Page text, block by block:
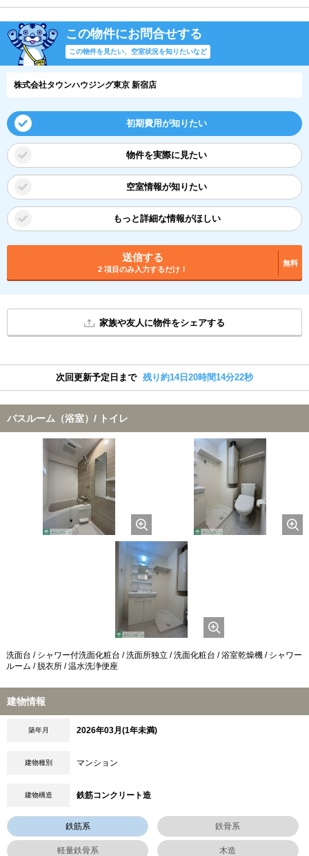
この物件にお問合せする
この物件を見たい、空室状況を知りたいなど
株式会社タウンハウジング東京 新宿店
初期費用が知りたい
物件を実際に見たい
空室情報が知りたい
もっと詳細な情報がほしい
送信する
2 項目のみ入力するだけ！
無料
家族や友人に物件をシェアする
次回更新予定日まで 残り約14日20時間14分21秒
バスルーム（浴室）/ トイレ
洗面台 / シャワー付洗面化粧台 / 洗面所独立 / 洗面化粧台 / 浴室乾燥機 / シャワー
ルーム / 脱衣所 / 温水洗浄便座
建物情報
築年月 2026年03月(1年未満)
建物種別 マンション
建物構造 鉄筋コンクリート造
鉄筋系 鉄骨系
軽量鉄骨系 木造